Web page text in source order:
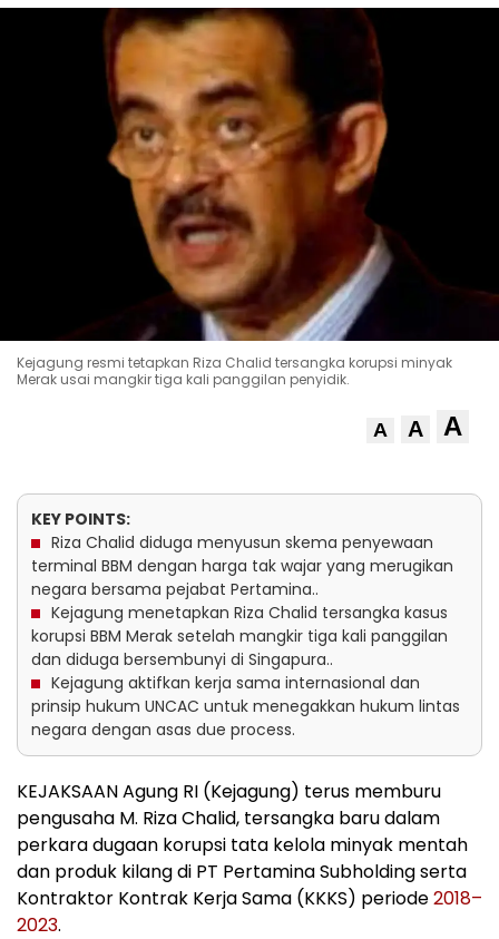
Kejagung resmi tetapkan Riza Chalid tersangka korupsi minyak
Merak usai mangkir tiga kali panggilan penyidik.
A A A
KEY POINTS:
Riza Chalid diduga menyusun skema penyewaan
terminal BBM dengan harga tak wajar yang merugikan
negara bersama pejabat Pertamina..
Kejagung menetapkan Riza Chalid tersangka kasus
korupsi BBM Merak setelah mangkir tiga kali panggilan
dan diduga bersembunyi di Singapura..
Kejagung aktifkan kerja sama internasional dan
prinsip hukum UNCAC untuk menegakkan hukum lintas
negara dengan asas due process.
KEJAKSAAN Agung RI (Kejagung) terus memburu
pengusaha M. Riza Chalid, tersangka baru dalam
perkara dugaan korupsi tata kelola minyak mentah
dan produk kilang di PT Pertamina Subholding serta
Kontraktor Kontrak Kerja Sama (KKKS) periode2018–
2023.